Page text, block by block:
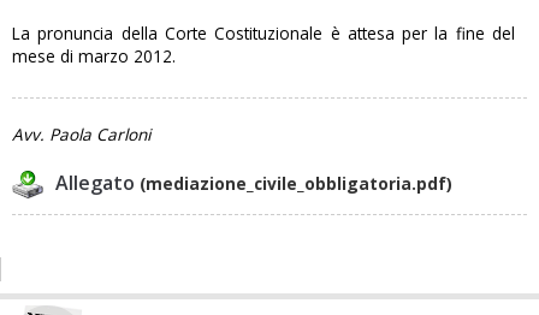
La pronuncia della Corte Costituzionale è attesa per la fine del
mese di marzo 2012.
Avv. Paola Carloni
Allegato (mediazione_civile_obbligatoria.pdf)